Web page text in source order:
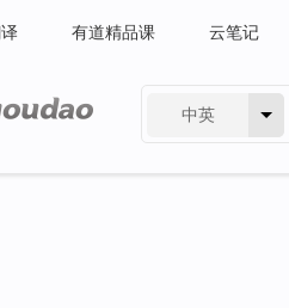
有道精品课 云笔记
中英